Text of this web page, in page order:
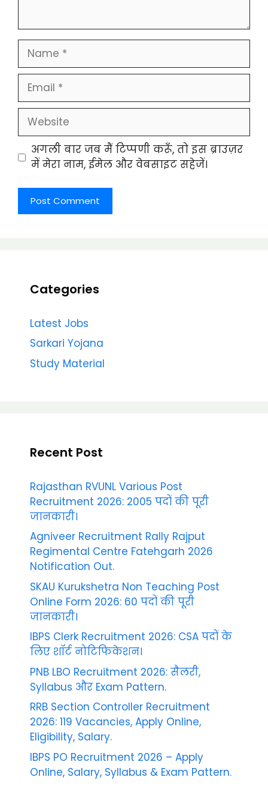
Name
Email
Website
अगली बार जब मैं टिप्पणी करूँ, तो इस ब्राउज़र
में मेरा नाम, ईमेल और वेबसाइट सहेजें।
Categories
Latest Jobs
Sarkari Yojana
Study Material
Recent Post
Rajasthan RVUNL Various Post
Recruitment 2026: 2005 पदों की पूरी
जानकारी।
Agniveer Recruitment Rally Rajput
Regimental Centre Fatehgarh 2026
Notification Out.
SKAU Kurukshetra Non Teaching Post
Online Form 2026: 60 पदों की पूरी
जानकारी।
IBPS Clerk Recruitment 2026: CSA पदों के
लिए शॉर्ट नोटिफिकेशन।
PNB LBO Recruitment 2026: सैलरी,
Syllabus और Exam Pattern.
RRB Section Controller Recruitment
2026: 119 Vacancies, Apply Online,
Eligibility, Salary.
IBPS PO Recruitment 2026 – Apply
Online, Salary, Syllabus & Exam Pattern.